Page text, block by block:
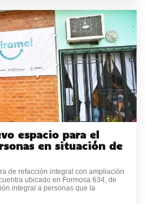
espacio para el
en situación de
de refacción integral con ampliación
ubicado en Formosa 634, de
integral a personas que la